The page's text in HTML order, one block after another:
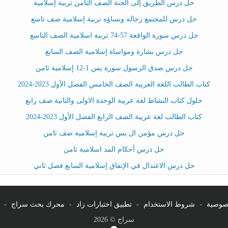
حل درس الطريق إلى الجنة الصف الثامن تربية إسلامية
حل درس للمجتمع رجاله ونساؤه تربية إسلامية صف تاسع
حل درس سورة الواقعة 57-74 تربية اسلامية الصف التاسع
حل درس بشارة ومواساة إسلامية الصف السابع
حل درس صدق الرسول سورة يس 1-12 إسلامية ثامن
كتاب الطالب اللغة العربية الصف الخامس الفصل الأول 2023-2024
حلول كتاب النشاط لغة عربية الوحدة الاولى والثانية صف رابع
كتاب الطالب لغة عربية الصف الرابع الفصل الأول 2023-2024
حل درس مؤمن ال يس تربية إسلامية صف ثامن
حل درس أحكام المد اسلامية ثامن
حل درس الاعتدال في الإنفاق إسلامية السابع فصل ثاني
- شروط الاستخدام - تطبيق اختبارات زاد - محرك بحث سراج -
سراج © 2026